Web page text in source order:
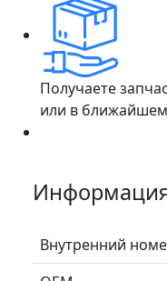
Получаете
или в
Внутренний